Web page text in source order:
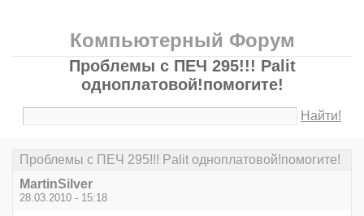
Компьютерный Форум
Проблемы с ПЕЧ 295!!! Palit
одноплатовой!помогите!
Найти!
Проблемы с ПЕЧ 295!!! Palit одноплатовой!помогите!
MartinSilver
28.03.2010 - 15:18